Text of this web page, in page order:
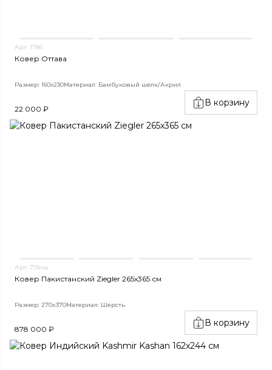
Арт. 1786
Ковер Оттава
Размер: 160х230Материал: Бамбуковый шёлк/Акрил
22 000 ₽
В корзину
Арт. 713нш
Ковер Пакистанский Ziegler 265x365 см
Размер: 270x370Материал: Шерсть
878 000 ₽
В корзину